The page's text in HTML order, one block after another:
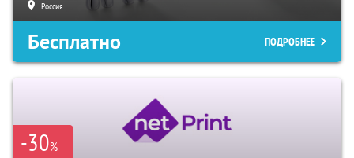
Россия
Бесплатно ПОДРОБНЕЕ
-30%